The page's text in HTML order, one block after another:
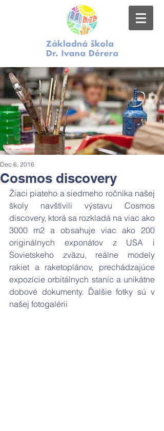
Cosmos discovery
Dec 6, 2016
Žiaci piateho a siedmeho ročníka našej
školy navštívili výstavu Cosmos
discovery, ktorá sa rozkladá na viac ako
3000 m2 a obsahuje viac ako 200
originálnych exponátov z USA i
Sovietskeho zväzu, reálne modely
rakiet a raketoplánov, prechádzajúce
expozície orbitálnych staníc a unikátne
dobové dokumenty. Ďalšie fotky sú v
našej fotogalérii